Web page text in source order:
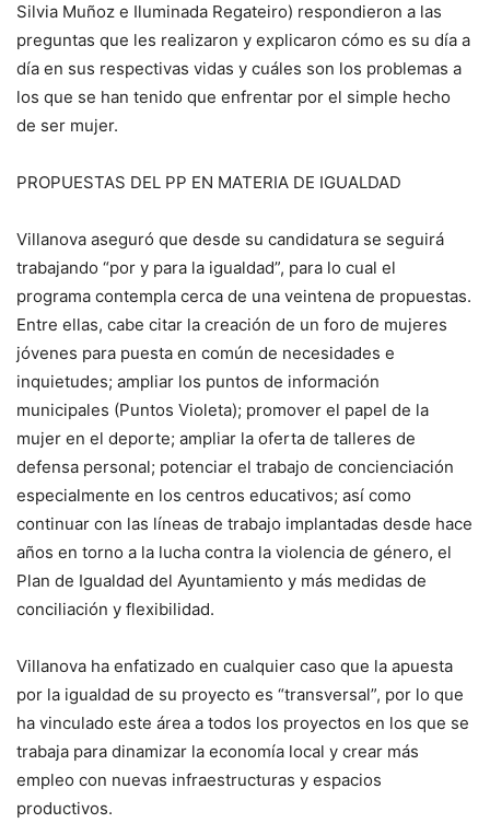
Silvia Muñoz e Iluminada Regateiro) respondieron a las
preguntas que les realizaron y explicaron cómo es su día a
día en sus respectivas vidas y cuáles son los problemas a
los que se han tenido que enfrentar por el simple hecho
de ser mujer.
PROPUESTAS DEL PP EN MATERIA DE IGUALDAD
Villanova aseguró que desde su candidatura se seguirá
trabajando “por y para la igualdad”, para lo cual el
programa contempla cerca de una veintena de propuestas.
Entre ellas, cabe citar la creación de un foro de mujeres
jóvenes para puesta en común de necesidades e
inquietudes; ampliar los puntos de información
municipales (Puntos Violeta); promover el papel de la
mujer en el deporte; ampliar la oferta de talleres de
defensa personal; potenciar el trabajo de concienciación
especialmente en los centros educativos; así como
continuar con las líneas de trabajo implantadas desde hace
años en torno a la lucha contra la violencia de género, el
Plan de Igualdad del Ayuntamiento y más medidas de
conciliación y flexibilidad.
Villanova ha enfatizado en cualquier caso que la apuesta
por la igualdad de su proyecto es “transversal”, por lo que
ha vinculado este área a todos los proyectos en los que se
trabaja para dinamizar la economía local y crear más
empleo con nuevas infraestructuras y espacios
productivos.